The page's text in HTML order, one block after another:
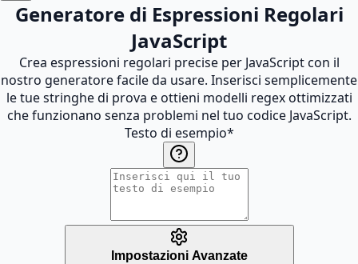
Generatore di Espressioni Regolari
JavaScript
Crea espressioni regolari precise per JavaScript con il
nostro generatore facile da usare. Inserisci semplicemente
le tue stringhe di prova e ottieni modelli regex ottimizzati
che funzionano senza problemi nel tuo codice JavaScript.
Testo di esempio*
Impostazioni Avanzate